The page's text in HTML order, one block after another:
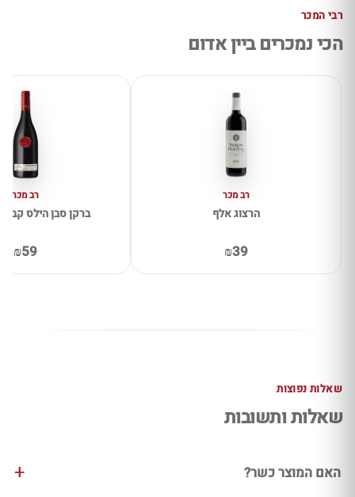
רבי המכר
הכי נמכרים ביין אדום
רב מכר
הרצוג אלף
₪39
רב מכר
ברקן סבן הילס
₪59
שאלות נפוצות
שאלות ותשובות
האם המוצר כשר?